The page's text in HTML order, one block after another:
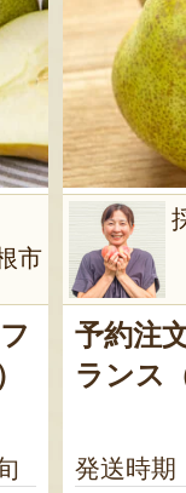
市
予約注
ランス
発送時期